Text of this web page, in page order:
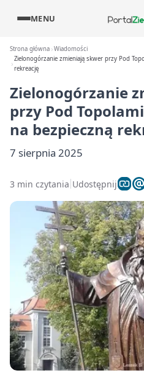
MENU
Strona główna Wiadomości
Zielonogórzanie zmieniają skwer przy Pod
rekreację
Zielonogórzanie
przy Pod
na bezpieczną
7 sierpnia 2025
3 min czytania Udostępnij